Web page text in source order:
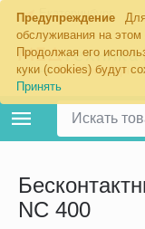
Предупреждение
обслуживания на этом
Продолжая его
куки (cookies) будут
Принять
Екатеринбург
NC 400